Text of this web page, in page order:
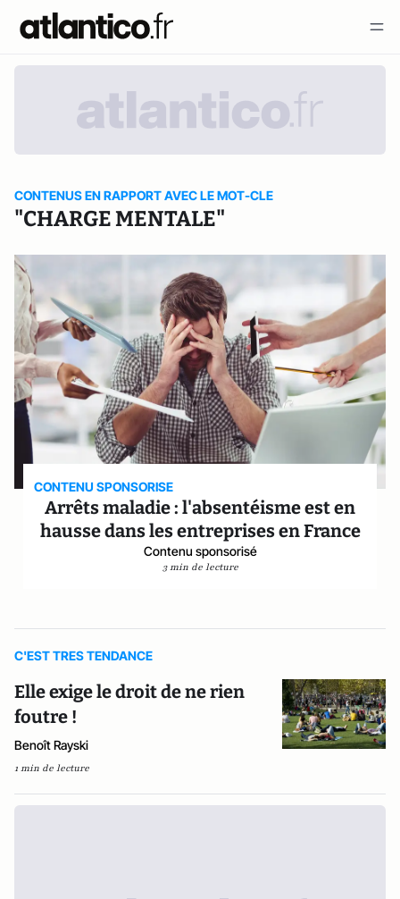
CONTENUS EN RAPPORT AVEC LE MOT-CLE
"CHARGE MENTALE"
CONTENU SPONSORISE
Arrêts maladie : l'absentéisme est en
hausse dans les entreprises en France
Contenu sponsorisé
3 min de lecture
C'EST TRES TENDANCE
Elle exige le droit de ne rien
foutre !
Benoît Rayski
1 min de lecture